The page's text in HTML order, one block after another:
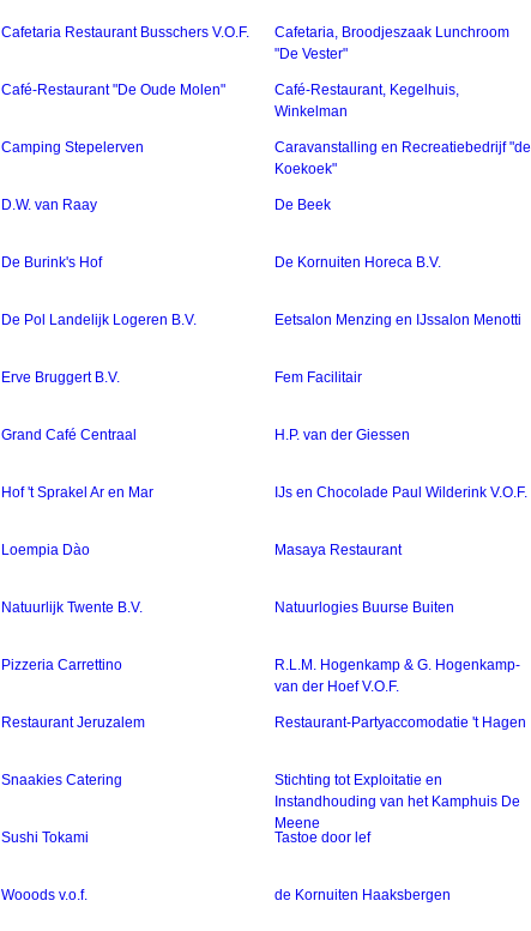
Cafetaria Restaurant Busschers V.O.F.
Cafetaria, Broodjeszaak Lunchroom
"De Vester"
Café-Restaurant "De Oude Molen"
Café-Restaurant, Kegelhuis,
Winkelman
Camping Stepelerven
Caravanstalling en Recreatiebedrijf "de
Koekoek"
D.W. van Raay De Beek
De Burink's Hof De Kornuiten Horeca B.V.
De Pol Landelijk Logeren B.V. Eetsalon Menzing en IJssalon Menotti
Erve Bruggert B.V. Fem Facilitair
Grand Café Centraal H.P. van der Giessen
Hof 't Sprakel Ar en Mar IJs en Chocolade Paul Wilderink V.O.F.
Loempia Dào Masaya Restaurant
Natuurlijk Twente B.V. Natuurlogies Buurse Buiten
Pizzeria Carrettino
R.L.M. Hogenkamp & G. Hogenkamp-
van der Hoef V.O.F.
Restaurant Jeruzalem Restaurant-Partyaccomodatie 't Hagen
Snaakies Catering
Stichting tot Exploitatie en
Instandhouding van het Kamphuis De
Meene
Sushi Tokami Tastoe door lef
Wooods v.o.f. de Kornuiten Haaksbergen